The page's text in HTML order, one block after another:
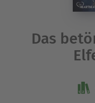
Das